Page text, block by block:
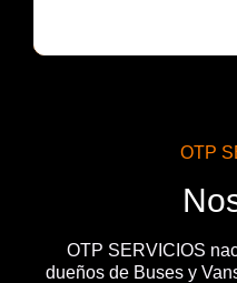
OTP
OTP SERVICIOS
dueños de Buses y